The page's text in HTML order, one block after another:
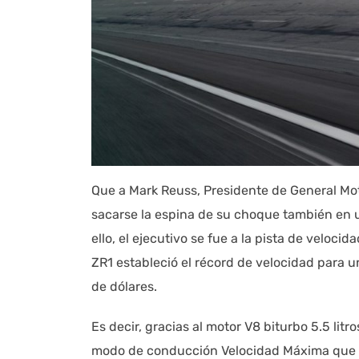
Que a Mark Reuss, Presidente de General
sacarse la espina de su choque también en
ello, el ejecutivo se fue a la pista de
ZR1 estableció el récord de velocidad para
de dólares.
Es decir, gracias al motor V8 biturbo 5.5
modo de conducción Velocidad Máxima